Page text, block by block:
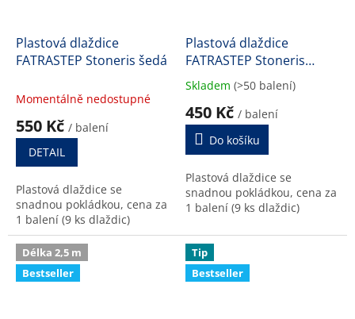
Plastová dlaždice
FATRASTEP Stoneris šedá
Momentálně nedostupné
550 Kč / balení
DETAIL
Plastová dlaždice se
snadnou pokládkou, cena za
1 balení (9 ks dlaždic)
Plastová dlaždice
FATRASTEP Stoneris
černá
Průměrné
hodnocení
produktu
4,0
5
hvězdiček.
Skladem (>50 balení)
450 Kč / balení
Do košíku
Plastová dlaždice se
snadnou pokládkou, cena za
1 balení (9 ks dlaždic)
Délka 2,5 m
Bestseller
Tip
Bestseller